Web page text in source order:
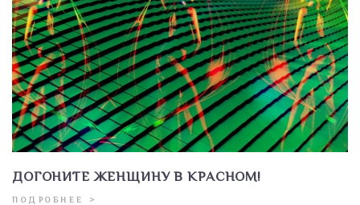
ДОГОНИТЕ ЖЕНЩИНУ В КРАСНОМ!
ПОДРОБНЕЕ >